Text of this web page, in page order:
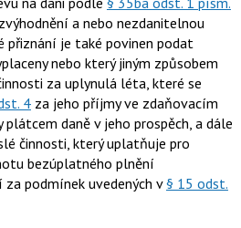
a nebo nezdanitelnou
přiznání je také povinen podat
nebo který jiným způsobem
za uplynulá léta, které se
4za jeho příjmy ve zdaňovacím
daně v jeho prospěch, a dále
činnosti, který uplatňuje pro
bezúplatného plnění
podmínek uvedených v§ 15 odst.